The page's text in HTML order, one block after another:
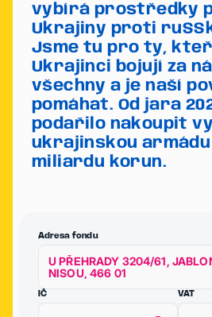
vybírá prostředky
Ukrajiny proti
Jsme tu pro ty,
Ukrajinci bojují za
všechny a je naší
pomáhat. Od jara
podařilo nakoupit
ukrajinskou armádu
miliardu korun.
Adresa fondu
U PŘEHRADY 3204/61,
NISOU, 466 01
IČ VAT